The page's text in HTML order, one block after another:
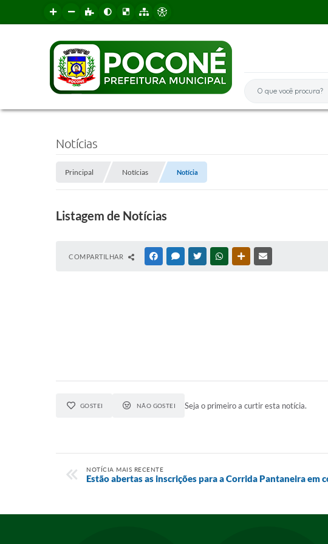
O que você procura?
Notícias
Principal Notícias Notícia
Listagem de Notícias
COMPARTILHAR FACEBOOKMESSENGER
TWITTERWHATSAPPOUTRAS MÍDIAS
GOSTEI NÃO GOSTEI Seja o primeiro a curtir esta notícia.
NOTÍCIA MAIS RECENTE
Estão abertas as inscrições para a Corrida Pantaneira em